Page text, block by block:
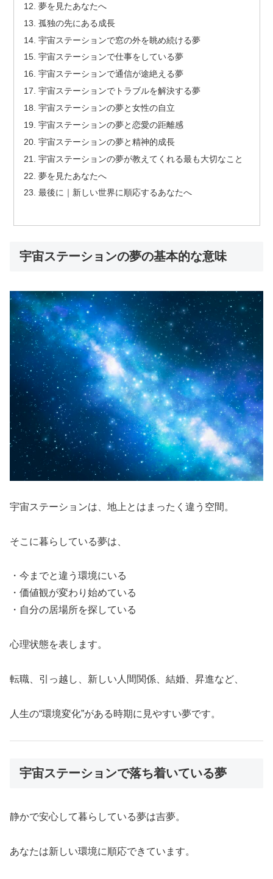
夢を見たあなたへ
孤独の先にある成長
宇宙ステーションで窓の外を眺め続ける夢
宇宙ステーションで仕事をしている夢
宇宙ステーションで通信が途絶える夢
宇宙ステーションでトラブルを解決する夢
宇宙ステーションの夢と女性の自立
宇宙ステーションの夢と恋愛の距離感
宇宙ステーションの夢と精神的成長
宇宙ステーションの夢が教えてくれる最も大切なこと
夢を見たあなたへ
最後に｜新しい世界に順応するあなたへ
宇宙ステーションの夢の基本的な意味
宇宙ステーションは、地上とはまったく違う空間。
そこに暮らしている夢は、
・今までと違う環境にいる
・価値観が変わり始めている
・自分の居場所を探している
心理状態を表します。
転職、引っ越し、新しい人間関係、結婚、昇進など、
人生の“環境変化”がある時期に見やすい夢です。
宇宙ステーションで落ち着いている夢
静かで安心して暮らしている夢は吉夢。
あなたは新しい環境に順応できています。